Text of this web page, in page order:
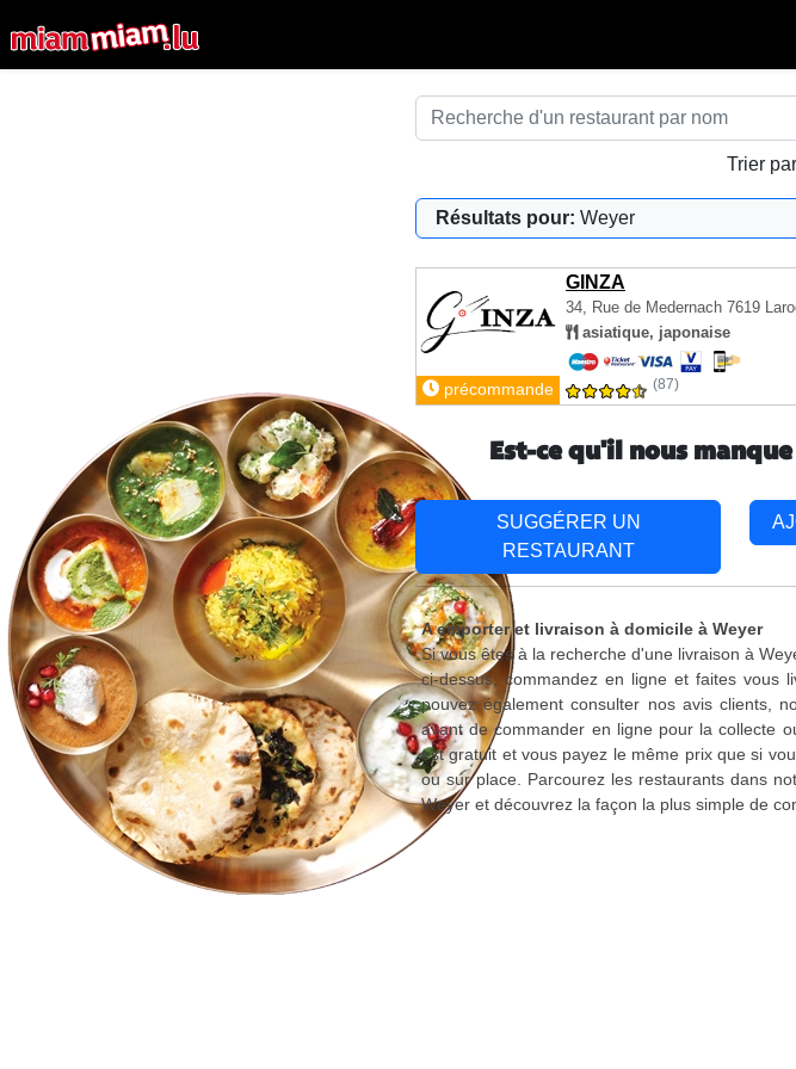
Trier
Résultats pour: Weyer
GINZA
34, Rue de Medernach 7619
asiatique, japonaise
précommande (87)
Est-ce qu'il nous
SUGGÉRER UN
RESTAURANT
A emporter et livraison à domicile à Weyer
Si vous êtes à la recherche d'une livraison à
ci-dessus, commandez en ligne et faites vous
pouvez également consulter nos avis clients,
avant de commander en ligne pour la collecte
est gratuit et vous payez le même prix que si
ou sur place. Parcourez les restaurants dans
Weyer et découvrez la façon la plus simple de